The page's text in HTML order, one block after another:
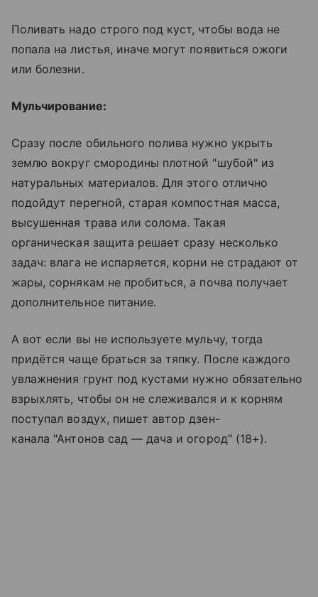
Поливать надо строго под куст, чтобы вода не
попала на листья, иначе могут появиться ожоги
или болезни.
Мульчирование:
Сразу после обильного полива нужно укрыть
землю вокруг смородины плотной "шубой" из
натуральных материалов. Для этого отлично
подойдут перегной, старая компостная масса,
высушенная трава или солома. Такая
органическая защита решает сразу несколько
задач: влага не испаряется, корни не страдают от
жары, сорнякам не пробиться, а почва получает
дополнительное питание.
А вот если вы не используете мульчу, тогда
придётся чаще браться за тяпку. После каждого
увлажнения грунт под кустами нужно обязательно
взрыхлять, чтобы он не слеживался и к корням
поступал воздух, пишет автор дзен-
канала "Антонов сад — дача и огород" (18+).